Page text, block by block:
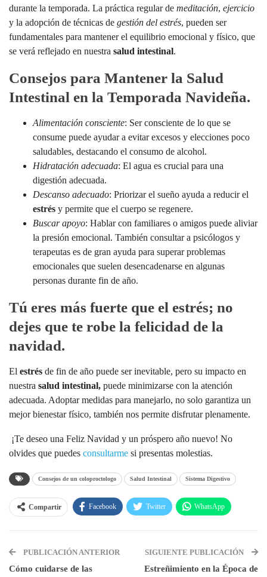
durante la temporada. La práctica regular de meditación, ejercicio
y la adopción de técnicas de gestión del estrés, pueden ser
fundamentales para mantener el equilibrio emocional y físico, que
se verá reflejado en nuestra salud intestinal.
Consejos para Mantener la Salud
Intestinal en la Temporada Navideña.
Alimentación consciente: Ser consciente de lo que se
consume puede ayudar a evitar excesos y elecciones poco
saludables, destacando el consumo de alcohol.
Hidratación adecuada: El agua es crucial para una
digestión adecuada.
Descanso adecuado: Priorizar el sueño ayuda a reducir el
estrés y permite que el cuerpo se regenere.
Buscar apoyo: Hablar con familiares o amigos puede aliviar
la presión emocional. También consultar a psicólogos y
terapeutas es de gran ayuda para superar problemas
emocionales que suelen desencadenarse en algunas
personas durante fin de año.
Tú eres más fuerte que el estrés; no
dejes que te robe la felicidad de la
navidad.
El estrés de fin de año puede ser inevitable, pero su impacto en
nuestra salud intestinal, puede minimizarse con la atención
adecuada. Adoptar medidas para manejarlo, no solo garantiza un
mejor bienestar físico, también nos permite disfrutar plenamente.
¡Te deseo una Feliz Navidad y un próspero año nuevo! No
olvides que puedes consultarme si presentas molestias.
Consejos de un coloproctologo Salud Intestinal Sistema Digestivo
Compartir Facebook Twitter WhatsApp
PUBLICACIÓN ANTERIOR
Cómo cuidarse de las
SIGUIENTE PUBLICACIÓN
Estreñimiento en la Época de